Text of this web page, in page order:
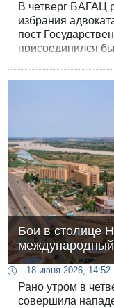
В четверг БАГАЦ
избрания
пост
присоединился
Бои в столице
18 июня 2026, 14:52
Рано утром в
совершила